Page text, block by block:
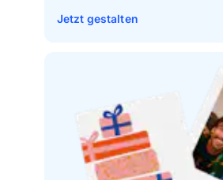
Jetzt gestalten